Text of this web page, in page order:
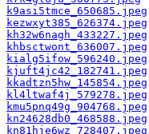
k9asi5tmce_650685.jpeg
kezwxyt385_626374.jpeg
kh32w6nagh_433227.jpeg
khbsctwont_636007.jpeg
kialg5ifow_596240.jpeg
kjuft4jc42_182741.jpeg
kkadtzn5hw_145854.jpeg
kl4ltwaf4j_579278.jpeg
kmu5pnq49g_904768.jpeg
kn24628db0_468588.jpeg
kn81hje6wz_728407.jpeg